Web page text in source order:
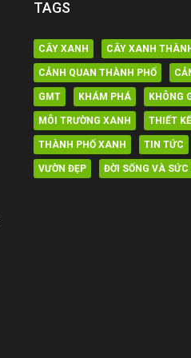
TAGS
CÂY XANH CÂY XANH
CẢNH QUAN THÀNH PHỐ
GMT KHÁM PHÁ KHÔNG
MÔI TRƯỜNG XANH THIẾT
THÀNH PHỐ XANH TIN TỨC
VƯỜN ĐẸP ĐỜI SỐNG VÀ SỨC